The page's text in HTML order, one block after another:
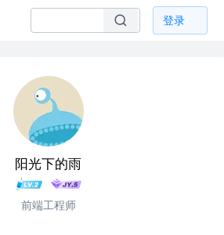
登录
阳光下的雨
前端工程师